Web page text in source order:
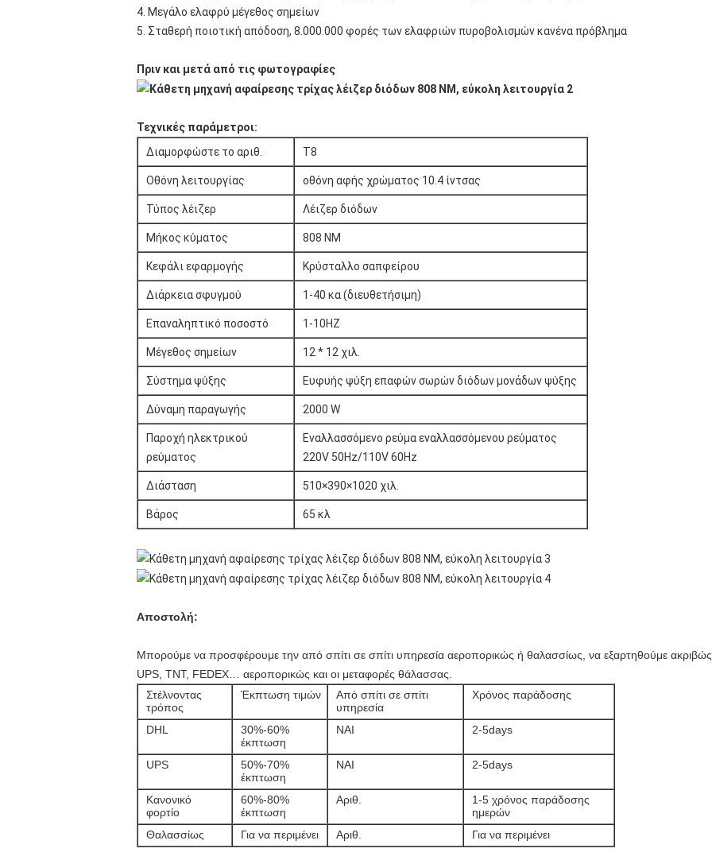
4. Μεγάλο ελαφρύ μέγεθος σημείων
5. Σταθερή ποιοτική απόδοση, 8.000.000 φορές των ελαφριών πυροβολισμών κανένα πρόβλημα
Πριν και μετά από τις φωτογραφίες
Τεχνικές παράμετροι:
Διαμορφώστε το αριθ.
T8
Οθόνη λειτουργίας οθόνη αφής χρώματος 10.4 ίντσας
Τύπος λέιζερ Λέιζερ διόδων
Μήκος κύματος 808 NM
Κεφάλι εφαρμογής Κρύσταλλο σαπφείρου
Διάρκεια σφυγμού 1-40 κα (διευθετήσιμη)
Επαναληπτικό ποσοστό 1-10HZ
Μέγεθος σημείων 12 * 12 χιλ.
Σύστημα ψύξης Ευφυής ψύξη επαφών σωρών διόδων μονάδων ψύξης
Δύναμη παραγωγής 2000 W
Παροχή ηλεκτρικού
ρεύματος
Εναλλασσόμενο ρεύμα εναλλασσόμενου ρεύματος
220V 50Hz/110V 60Hz
Διάσταση 510×390×1020 χιλ.
Βάρος 65 κλ
Αποστολή:
Μπορούμε να προσφέρουμε την από σπίτι σε σπίτι υπηρεσία αεροπορικώς ή θαλασσίως, να εξαρτηθούμε
UPS, TNT, FEDEX… αεροπορικώς και οι μεταφορές θάλασσας.
Στέλνοντας
τρόπος
Έκπτωση τιμών
Από σπίτι σε σπίτι
υπηρεσία
Χρόνος παράδοσης
DHL
30%-60%
έκπτωση
ΝΑΙ 2-5days
UPS
50%-70%
έκπτωση
ΝΑΙ 2-5days
Κανονικό
φορτίο
60%-80%
έκπτωση
Αριθ.
1-5 χρόνος παράδοσης
ημερών
Θαλασσίως
Για να περιμένει Αριθ. Για να περιμένει